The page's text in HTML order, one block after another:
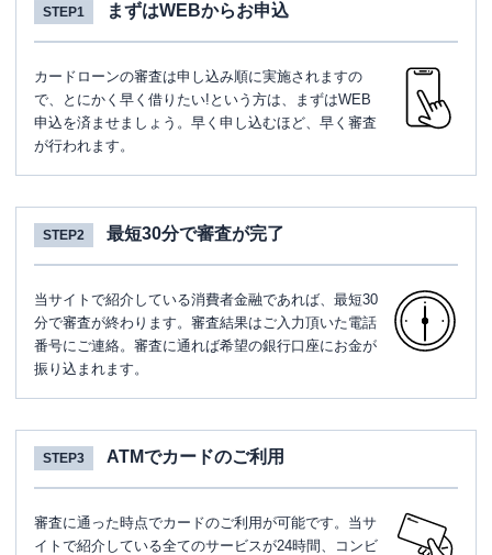
STEP1 まずはWEBからお申込
カードローンの審査は申し込み順に実施されますの
で、とにかく早く借りたい!という方は、まずはWEB
申込を済ませましょう。早く申し込むほど、早く審査
が行われます。
STEP2 最短30分で審査が完了
当サイトで紹介している消費者金融であれば、最短30
分で審査が終わります。審査結果はご入力頂いた電話
番号にご連絡。審査に通れば希望の銀行口座にお金が
振り込まれます。
STEP3 ATMでカードのご利用
審査に通った時点でカードのご利用が可能です。当サ
イトで紹介している全てのサービスが24時間、コンビ